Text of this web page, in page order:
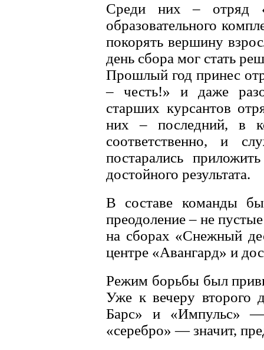
Среди них – отряд
образовательного
покорять вершину
день сбора мог стать
Прошлый год принес
– честь!» и даже
старших курсантов
них – последний, в
соответственно, и
постарались
достойного результата.
В составе команды
преодоление – не
на сборах «Снежный
центре «Авангард» и
Режим борьбы был
Уже к вечеру второго
Барс» и «Импульс» —
«серебро» — значит,